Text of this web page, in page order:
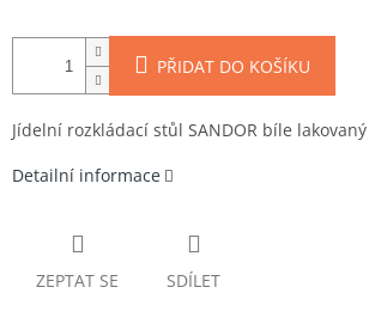
PŘIDAT DO KOŠÍKU
Jídelní rozkládací stůl SANDOR bíle lakovaný
Detailní informace
ZEPTAT SE SDÍLET